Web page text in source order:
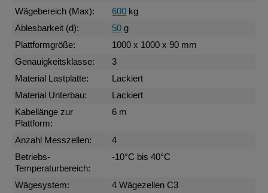
Wägebereich (Max):
600 kg
Ablesbarkeit (d):
50 g
Plattformgröße:
1000 x 1000 x 90 mm
Genauigkeitsklasse:
3
Material Lastplatte:
Lackiert
Material Unterbau:
Lackiert
Kabellänge zur
Plattform:
6 m
Anzahl Messzellen:
4
Betriebs-
Temperaturbereich:
-10°C bis 40°C
Wägesystem:
4 Wägezellen C3